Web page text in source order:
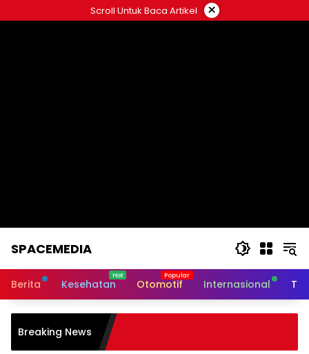
to
Scroll Untuk Baca Artikel ×
SPACEMEDIA
Berita Kesehatan Otomotif Internasional
Breaking News
Membaca